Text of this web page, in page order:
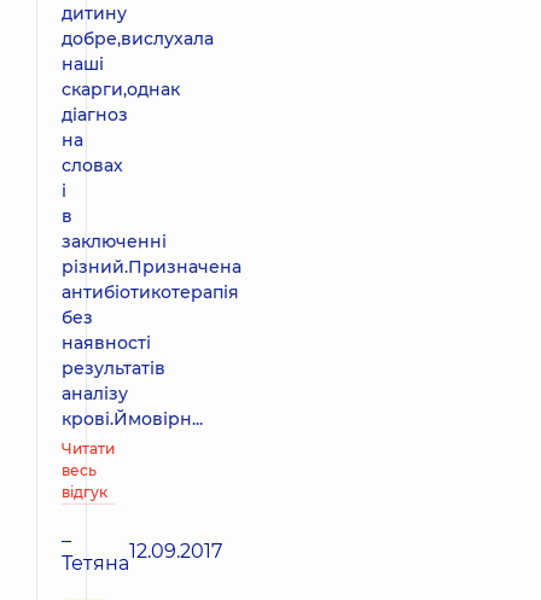
дитину
добре,вислухала
наші
скарги,однак
діагноз
на
словах
і
в
заключенні
різний.Призначена
антибіотикотерапія
без
наявності
результатів
аналізу
крові.Ймовірн...
Читати
весь
відгук
–
Тетяна12.09.2017